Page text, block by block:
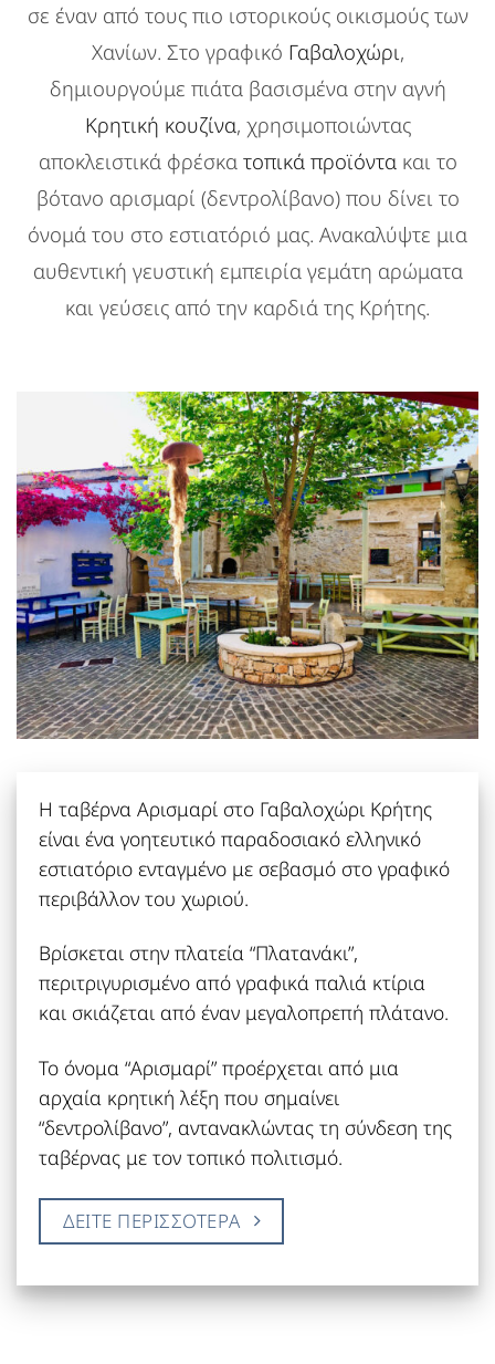
σε έναν από τους πιο ιστορικούς οικισμούς των
Χανίων. Στο γραφικό Γαβαλοχώρι,
δημιουργούμε πιάτα βασισμένα στην αγνή
Κρητική κουζίνα, χρησιμοποιώντας
αποκλειστικά φρέσκα τοπικά προϊόντακαι το
βότανο αρισμαρί (δεντρολίβανο) που δίνει το
όνομά του στο εστιατόριό μας. Ανακαλύψτε μια
αυθεντική γευστική εμπειρία γεμάτη αρώματα
και γεύσεις από την καρδιά της Κρήτης.
Η ταβέρνα Αρισμαρί στο Γαβαλοχώρι Κρήτης
είναι ένα γοητευτικό παραδοσιακό ελληνικό
εστιατόριο ενταγμένο με σεβασμό στο γραφικό
περιβάλλον του χωριού.
Βρίσκεται στην πλατεία “Πλατανάκι”,
περιτριγυρισμένο από γραφικά παλιά κτίρια
και σκιάζεται από έναν μεγαλοπρεπή πλάτανο.
Το όνομα “Αρισμαρί” προέρχεται από μια
αρχαία κρητική λέξη που σημαίνει
“δεντρολίβανο”, αντανακλώντας τη σύνδεση της
ταβέρνας με τον τοπικό πολιτισμό.
ΔΕΙΤΕ ΠΕΡΙΣΣΟΤΕΡΑ